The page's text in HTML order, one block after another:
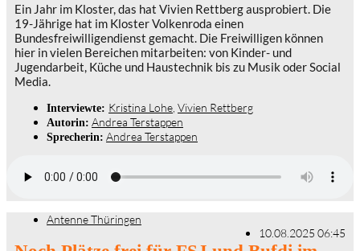
Ein Jahr im Kloster, das hat Vivien Rettberg ausprobiert. Die
19-Jährige hat im Kloster Volkenroda einen
Bundesfreiwilligendienst gemacht. Die Freiwilligen können
hier in vielen Bereichen mitarbeiten: von Kinder- und
Jugendarbeit, Küche und Haustechnik bis zu Musik oder Social
Media.
Interviewte: Kristina Lohe Vivien Rettberg
Autorin: Andrea Terstappen
Sprecherin: Andrea Terstappen
Antenne Thüringen
10.08.2025 06:45